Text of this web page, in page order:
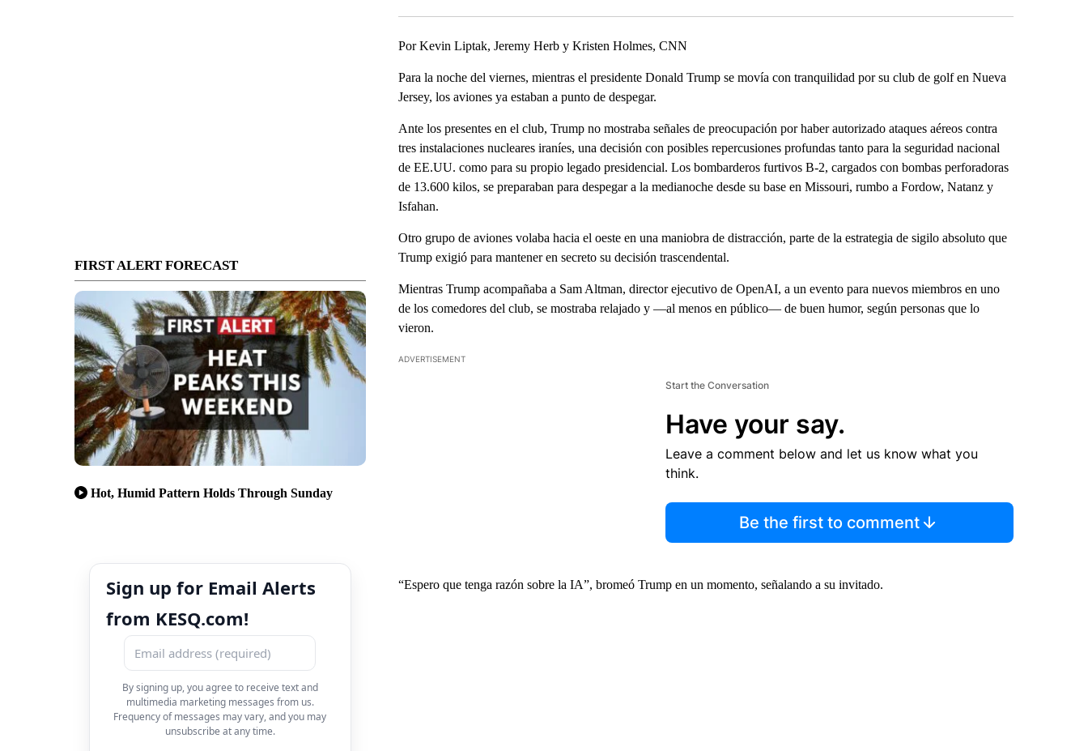
FIRST ALERT FORECAST
Hot, Humid Pattern Holds Through Sunday
Sign up for Email Alerts
from KESQ.com!
By signing up, you agree to receive text and
multimedia marketing messages from us.
Frequency of messages may vary, and you may
unsubscribe at any time.
Por Kevin Liptak, Jeremy Herb y Kristen Holmes, CNN
Para la noche del viernes, mientras el presidente Donald Trump se movía con tranquilidad por su club de golf en Nueva
Jersey, los aviones ya estaban a punto de despegar.
Ante los presentes en el club, Trump no mostraba señales de preocupación por haber autorizado ataques aéreos contra
tres instalaciones nucleares iraníes, una decisión con posibles repercusiones profundas tanto para la seguridad nacional
de EE.UU. como para su propio legado presidencial. Los bombarderos furtivos B-2, cargados con bombas perforadoras
de 13.600 kilos, se preparaban para despegar a la medianoche desde su base en Missouri, rumbo a Fordow, Natanz y
Isfahan.
Otro grupo de aviones volaba hacia el oeste en una maniobra de distracción, parte de la estrategia de sigilo absoluto que
Trump exigió para mantener en secreto su decisión trascendental.
Mientras Trump acompañaba a Sam Altman, director ejecutivo de OpenAI, a un evento para nuevos miembros en uno
de los comedores del club, se mostraba relajado y —al menos en público— de buen humor, según personas que lo
vieron.
ADVERTISEMENT
Start the Conversation
Have your say.
Leave a comment below and let us know what you
think.
Be the first to comment
“Espero que tenga razón sobre la IA”, bromeó Trump en un momento, señalando a su invitado.